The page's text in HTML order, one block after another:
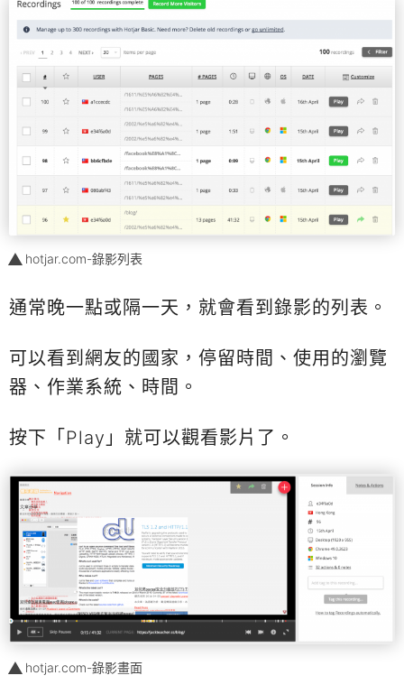
hotjar.com-錄影列表
通常晚一點或隔一天，就會看到錄影的列表。
可以看到網友的國家，停留時間、使用的瀏覽
器、作業系統、時間。
按下「Play」就可以觀看影片了。
hotjar.com-錄影畫面